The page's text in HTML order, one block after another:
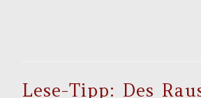
Lese-Tipp: Des